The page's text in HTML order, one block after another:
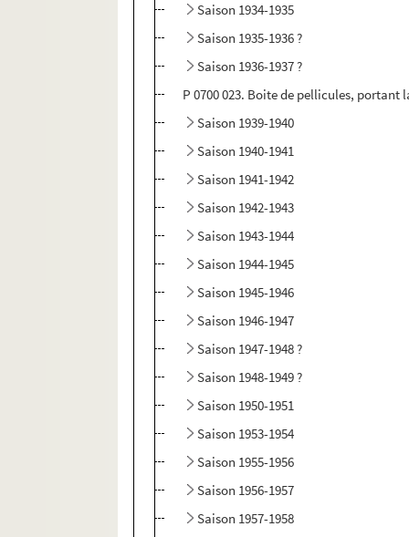
Saison 1934-1935
Saison 1935-1936 ?
Saison 1936-1937 ?
P 0700 023. Boite de pellicules, portant
Saison 1939-1940
Saison 1940-1941
Saison 1941-1942
Saison 1942-1943
Saison 1943-1944
Saison 1944-1945
Saison 1945-1946
Saison 1946-1947
Saison 1947-1948 ?
Saison 1948-1949 ?
Saison 1950-1951
Saison 1953-1954
Saison 1955-1956
Saison 1956-1957
Saison 1957-1958